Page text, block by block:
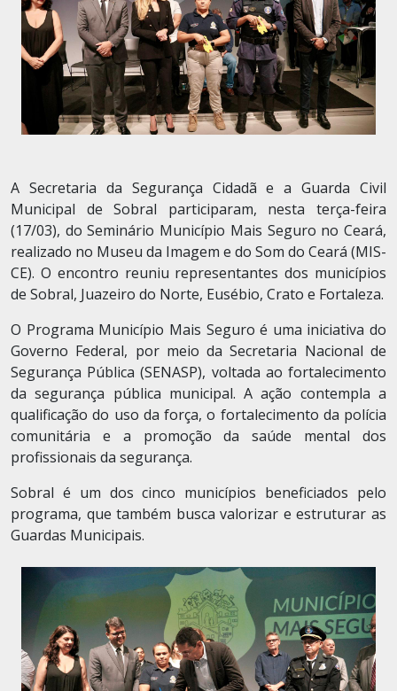
A Secretaria da Segurança Cidadã e a Guarda Civil
Municipal de Sobral participaram, nesta terça-feira
(17/03), do Seminário Município Mais Seguro no Ceará,
realizado no Museu da Imagem e do Som do Ceará (MIS-
CE). O encontro reuniu representantes dos municípios
de Sobral, Juazeiro do Norte, Eusébio, Crato e Fortaleza.
O Programa Município Mais Seguro é uma iniciativa do
Governo Federal, por meio da Secretaria Nacional de
Segurança Pública (SENASP), voltada ao fortalecimento
da segurança pública municipal. A ação contempla a
qualificação do uso da força, o fortalecimento da polícia
comunitária e a promoção da saúde mental dos
profissionais da segurança.
Sobral é um dos cinco municípios beneficiados pelo
programa, que também busca valorizar e estruturar as
Guardas Municipais.